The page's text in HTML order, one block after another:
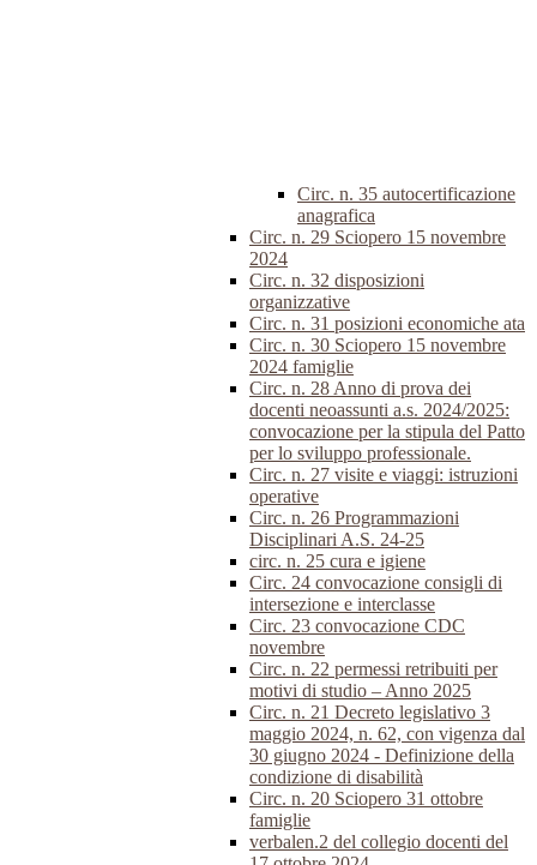
Circ. n. 35 autocertificazione
anagrafica
Circ. n. 29 Sciopero 15 novembre
2024
Circ. n. 32 disposizioni
organizzative
Circ. n. 31 posizioni economiche ata
Circ. n. 30 Sciopero 15 novembre
2024 famiglie
Circ. n. 28 Anno di prova dei
docenti neoassunti a.s. 2024/2025:
convocazione per la stipula del Patto
per lo sviluppo professionale.
Circ. n. 27 visite e viaggi: istruzioni
operative
Circ. n. 26 Programmazioni
Disciplinari A.S. 24-25
circ. n. 25 cura e igiene
Circ. 24 convocazione consigli di
intersezione e interclasse
Circ. 23 convocazione CDC
novembre
Circ. n. 22 permessi retribuiti per
motivi di studio – Anno 2025
Circ. n. 21 Decreto legislativo 3
maggio 2024, n. 62, con vigenza dal
30 giugno 2024 - Definizione della
condizione di disabilità
Circ. n. 20 Sciopero 31 ottobre
famiglie
verbalen.2 del collegio docenti del